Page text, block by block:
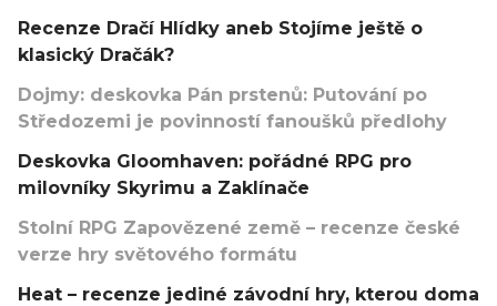
Recenze Dračí Hlídky aneb Stojíme ještě o
klasický Dračák?
Dojmy: deskovka Pán prstenů: Putování po
Středozemi je povinností fanoušků předlohy
Deskovka Gloomhaven: pořádné RPG pro
milovníky Skyrimu a Zaklínače
Stolní RPG Zapovězené země – recenze české
verze hry světového formátu
Heat – recenze jediné závodní hry, kterou doma